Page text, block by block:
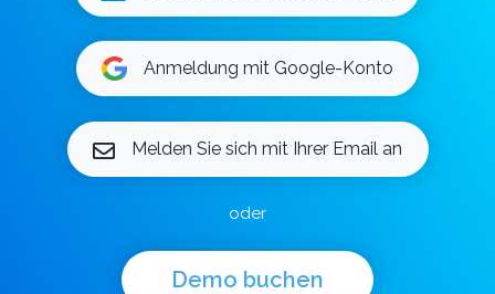
Anmeldung mit Google-Konto
Melden Sie sich mit Ihrer Email an
oder
Demo buchen